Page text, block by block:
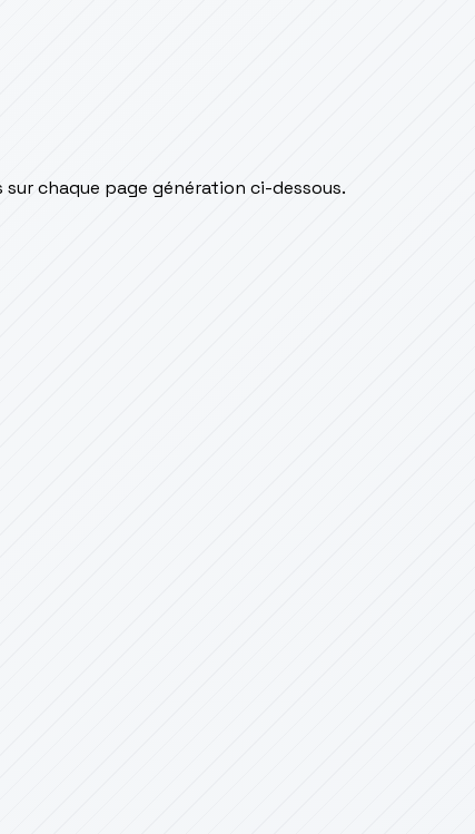
chaque page génération ci-dessous.